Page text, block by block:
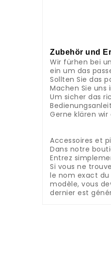
Zubehör und
Wir fürhen bei
ein um das
Sollten Sie das
Machen Sie uns
Um sicher das
Gerne klären
Accessoires et
Dans notre
Entrez
Si vous ne
le nom exact du
modèle, vous
dernier est